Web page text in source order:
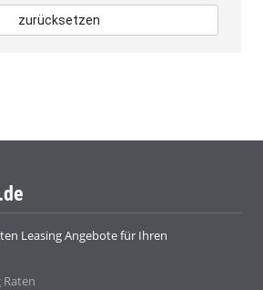
zurücksetzen
Leasing Angebote für Ihren
Raten